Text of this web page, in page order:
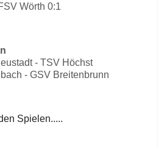
Wörth 0:1
- TSV Höchst
- GSV Breitenbrunn
Spielen.....